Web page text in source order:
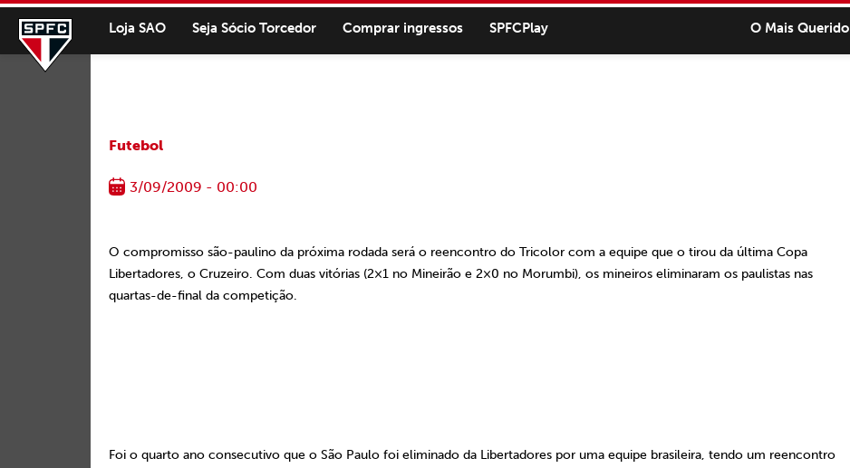
Loja SAO Seja Sócio Torcedor Comprar ingressos SPFCPlay O Mais Querido
Futebol
3/09/2009 - 00:00
O compromisso são-paulino da próxima rodada será o reencontro do Tricolor com a equipe que o tirou da última Copa
Libertadores, o Cruzeiro. Com duas vitórias (2×1 no Mineirão e 2×0 no Morumbi), os mineiros eliminaram os paulistas nas
quartas-de-final da competição.
Foi o quarto ano consecutivo que o São Paulo foi eliminado da Libertadores por uma equipe brasileira, tendo um reencontro